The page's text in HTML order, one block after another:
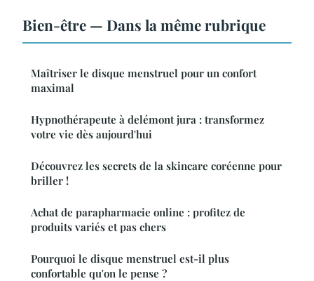
Bien-être — Dans la même rubrique
Maîtriser le disque menstruel pour un confort
maximal
Hypnothérapeute à delémont jura : transformez
votre vie dès aujourd'hui
Découvrez les secrets de la skincare coréenne pour
briller !
Achat de parapharmacie online : profitez de
produits variés et pas chers
Pourquoi le disque menstruel est-il plus
confortable qu'on le pense ?